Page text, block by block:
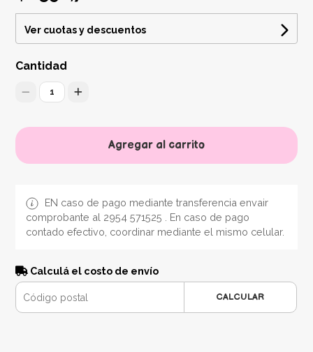
Ver cuotas y descuentos
Cantidad
1
Agregar al carrito
EN caso de pago mediante transferencia envair
comprobante al 2954 571525 . En caso de pago
contado efectivo, coordinar mediante el mismo celular.
Calculá el costo de envío
CALCULAR